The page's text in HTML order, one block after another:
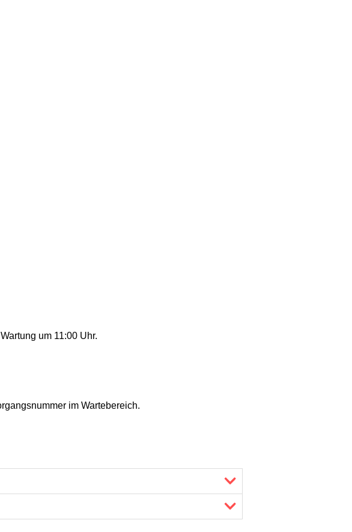
um 11:00 Uhr.
im Wartebereich.